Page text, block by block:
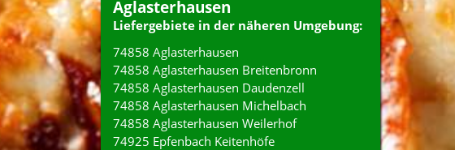
Aglasterhausen
Liefergebiete in der näheren Umgebung:
74858 Aglasterhausen
74858 Aglasterhausen Breitenbronn
74858 Aglasterhausen Daudenzell
74858 Aglasterhausen Michelbach
74858 Aglasterhausen Weilerhof
74925 Epfenbach Keitenhöfe